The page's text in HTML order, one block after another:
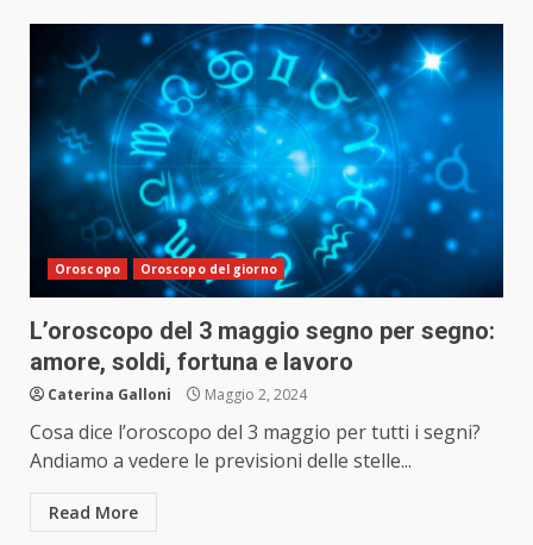
Oroscopo Oroscopo del giorno
L’oroscopo del 3 maggio segno per segno:
amore, soldi, fortuna e lavoro
Caterina Galloni Maggio 2, 2024
Cosa dice l’oroscopo del 3 maggio per tutti i segni?
Andiamo a vedere le previsioni delle stelle...
Read More